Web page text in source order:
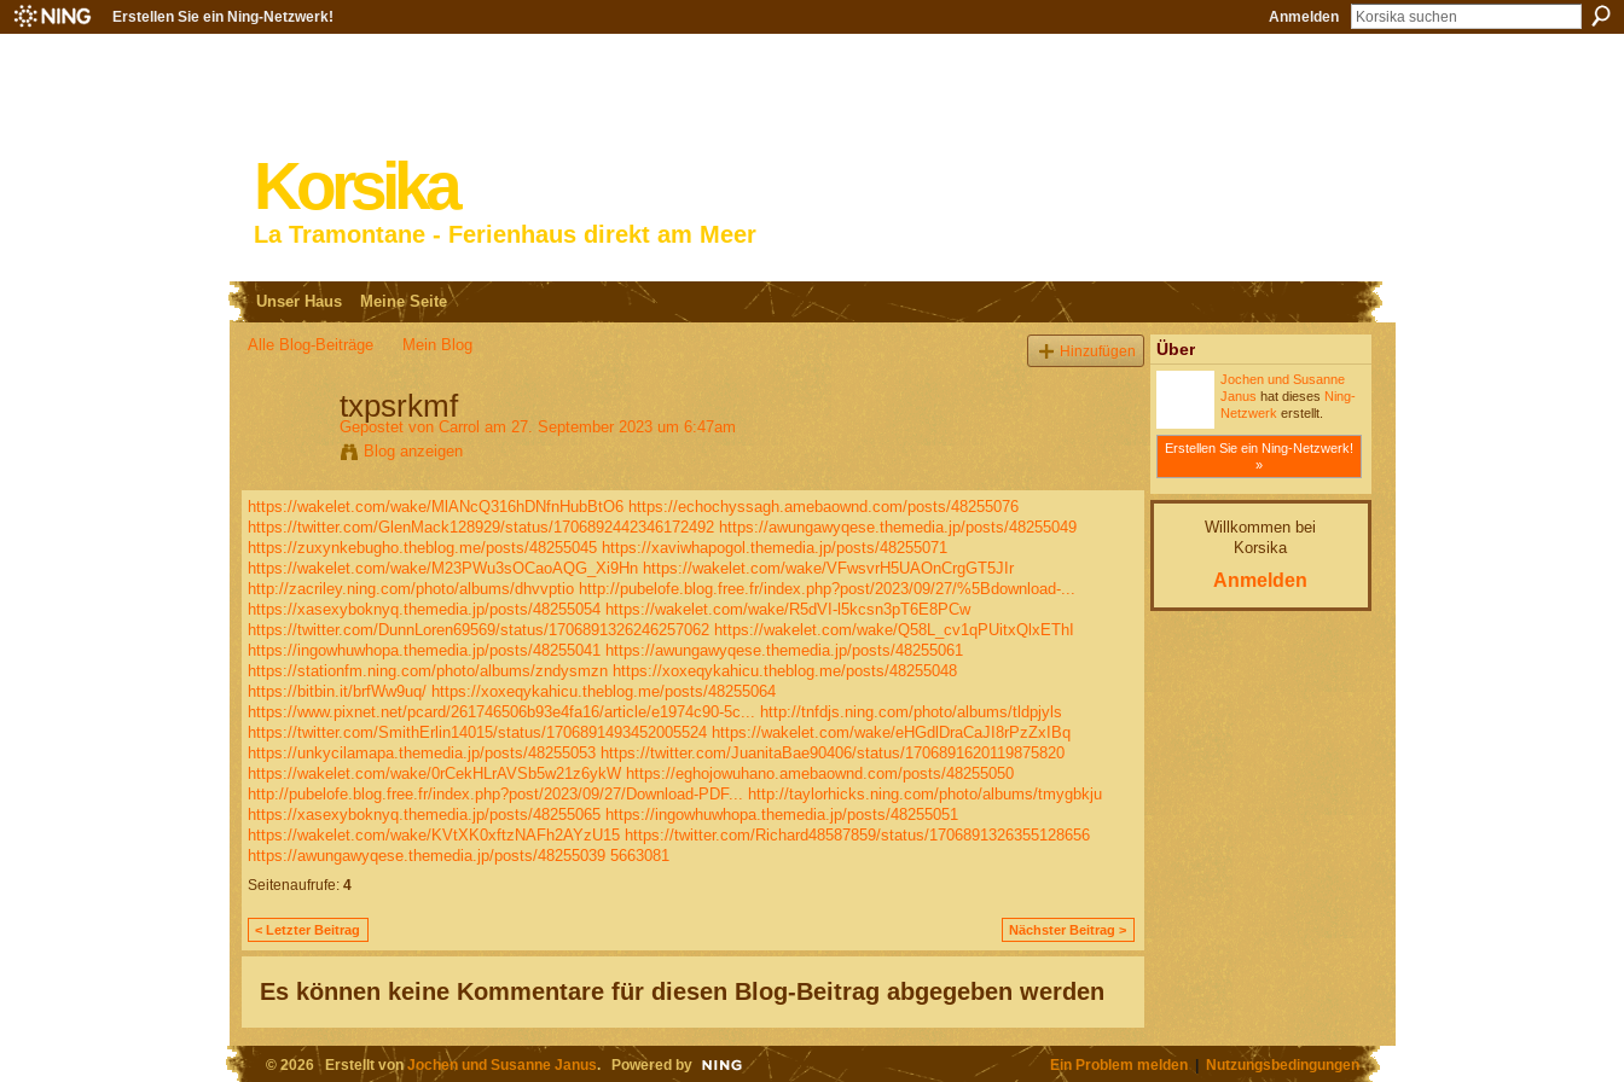
Erstellen Sie ein Ning-Netzwerk! Anmelden
Korsika
La Tramontane - Ferienhaus direkt am Meer
Unser Haus Meine Seite
Alle Blog-Beiträge Mein Blog Hinzufügen
txpsrkmf
Gepostet von Carrol am 27. September 2023 um 6:47am
Blog anzeigen
https://wakelet.com/wake/MlANcQ316hDNfnHubBtO6 https://echochyssagh.amebaownd.com/posts/48255076
https://twitter.com/GlenMack128929/status/1706892442346172492 https://awungawyqese.themedia.jp/posts/48255049
https://zuxynkebugho.theblog.me/posts/48255045 https://xaviwhapogol.themedia.jp/posts/48255071
https://wakelet.com/wake/M23PWu3sOCaoAQG_Xi9Hn https://wakelet.com/wake/VFwsvrH5UAOnCrgGT5JIr
http://zacriley.ning.com/photo/albums/dhvvptio http://pubelofe.blog.free.fr/index.php?post/2023/09/27/%5Bdownload-...
https://xasexyboknyq.themedia.jp/posts/48255054 https://wakelet.com/wake/R5dVI-l5kcsn3pT6E8PCw
https://twitter.com/DunnLoren69569/status/1706891326246257062 https://wakelet.com/wake/Q58L_cv1qPUitxQlxEThI
https://ingowhuwhopa.themedia.jp/posts/48255041 https://awungawyqese.themedia.jp/posts/48255061
https://stationfm.ning.com/photo/albums/zndysmzn https://xoxeqykahicu.theblog.me/posts/48255048
https://bitbin.it/brfWw9uq/ https://xoxeqykahicu.theblog.me/posts/48255064
https://www.pixnet.net/pcard/261746506b93e4fa16/article/e1974c90-5c...
http://tnfdjs.ning.com/photo/albums/tldpjyls
https://twitter.com/SmithErlin14015/status/1706891493452005524 https://wakelet.com/wake/eHGdlDraCaJI8rPzZxIBq
https://unkycilamapa.themedia.jp/posts/48255053 https://twitter.com/JuanitaBae90406/status/1706891620119875820
https://wakelet.com/wake/0rCekHLrAVSb5w21z6ykW https://eghojowuhano.amebaownd.com/posts/48255050
http://pubelofe.blog.free.fr/index.php?post/2023/09/27/Download-PDF...
http://taylorhicks.ning.com/photo/albums/tmygbkju
https://xasexyboknyq.themedia.jp/posts/48255065 https://ingowhuwhopa.themedia.jp/posts/48255051
https://wakelet.com/wake/KVtXK0xftzNAFh2AYzU15 https://twitter.com/Richard48587859/status/1706891326355128656
https://awungawyqese.themedia.jp/posts/48255039 5663081
Seitenaufrufe: 4
< Letzter Beitrag Nächster Beitrag >
Es können keine Kommentare für diesen Blog-Beitrag abgegeben werden
Über
Jochen und Susanne
Janus hat dieses Ning-
Netzwerk erstellt.
Erstellen Sie ein Ning-Netzwerk!
»
Willkommen bei
Korsika
Anmelden
© 2026 Erstellt vonJochen und Susanne Janus. Powered by Ein Problem melden| Nutzungsbedingungen